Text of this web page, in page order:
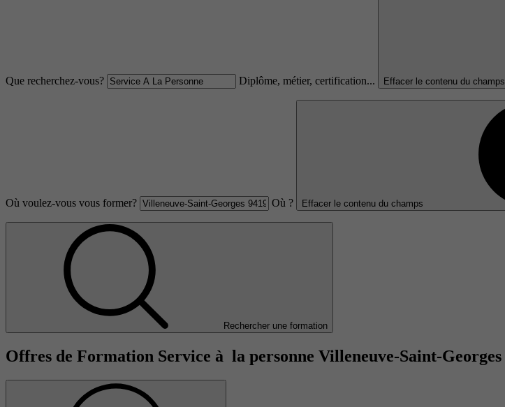
Que recherchez-vous? Diplôme, métier, certification... Effacer le contenu du champs
Où voulez-vous vous former? Où ? Effacer le contenu du champs
Rechercher une formation
Offres de Formation Service à la personne Villeneuve-Saint-Georges